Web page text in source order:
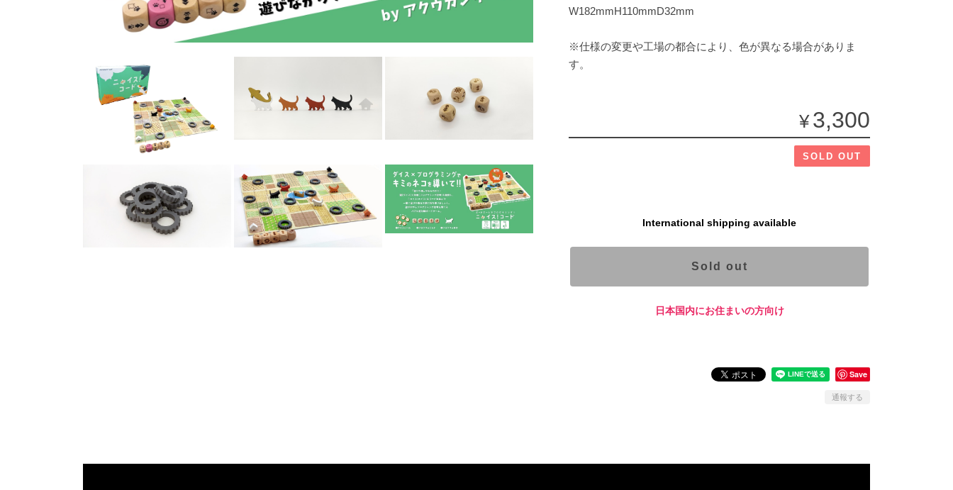
W182mmH110mmD32mm
※仕様の変更や工場の都合により、色が異なる場合がありま
す。
¥ 3,300
SOLD OUT
International shipping available
Sold out
日本国内にお住まいの方向け
Save
通報する